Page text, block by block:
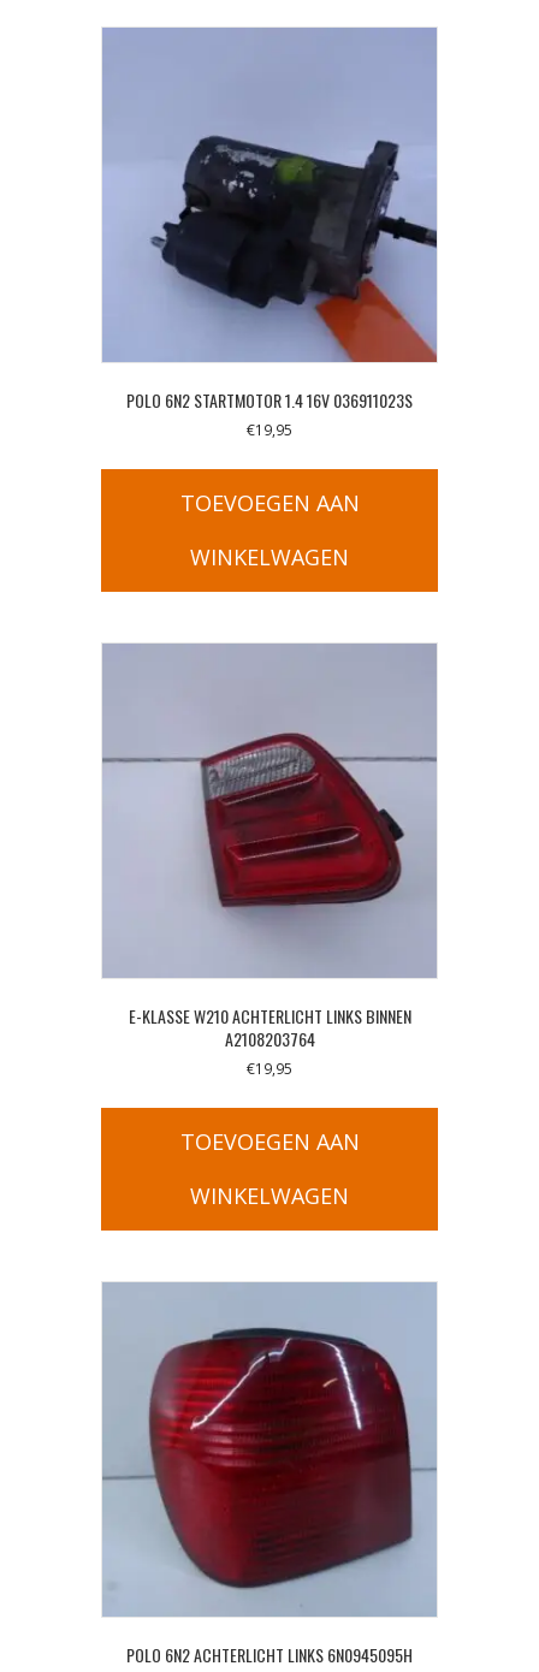
POLO 6N2 STARTMOTOR 1.4 16V 036911023S
€19,95
TOEVOEGEN AAN
WINKELWAGEN
E-KLASSE W210 ACHTERLICHT LINKS BINNEN
A2108203764
€19,95
TOEVOEGEN AAN
WINKELWAGEN
POLO 6N2 ACHTERLICHT LINKS 6N0945095H